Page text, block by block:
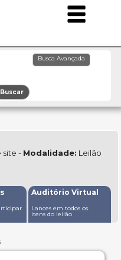
site - Modalidade: Leilão
Auditório Virtual
Lances em todos os
itens do leilão